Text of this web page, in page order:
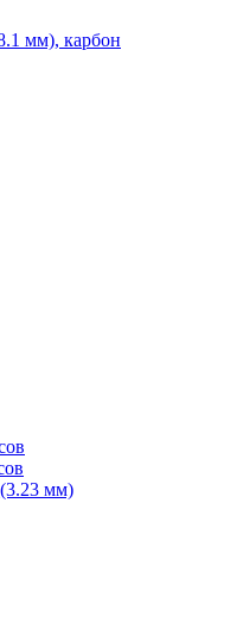
мм), карбон
мм)